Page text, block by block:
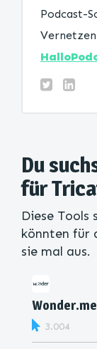
Podcast-
Du
für
Diese Tools
könnten für
sie mal aus.
Wonder.me
3.004